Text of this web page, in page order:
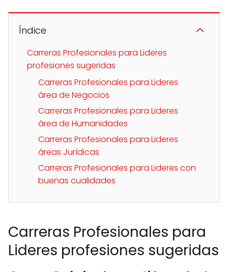
Índice
Carreras Profesionales para Lideres
profesiones sugeridas
Carreras Profesionales para Lideres
área de Negocios
Carreras Profesionales para Lideres
área de Humanidades
Carreras Profesionales para Lideres
áreas Jurídicas
Carreras Profesionales para Lideres con
buenas cualidades
Carreras Profesionales para
Lideres profesiones sugeridas